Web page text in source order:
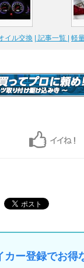
交換 | 記事一覧 | 軽
ー登録でお得